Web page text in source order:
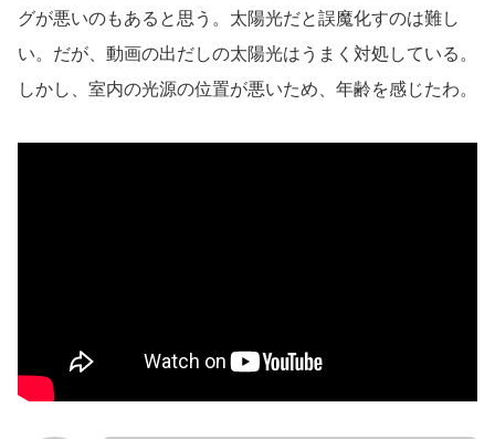
グが悪いのもあると思う。太陽光だと誤魔化すのは難し
い。だが、動画の出だしの太陽光はうまく対処している。
しかし、室内の光源の位置が悪いため、年齢を感じたわ。